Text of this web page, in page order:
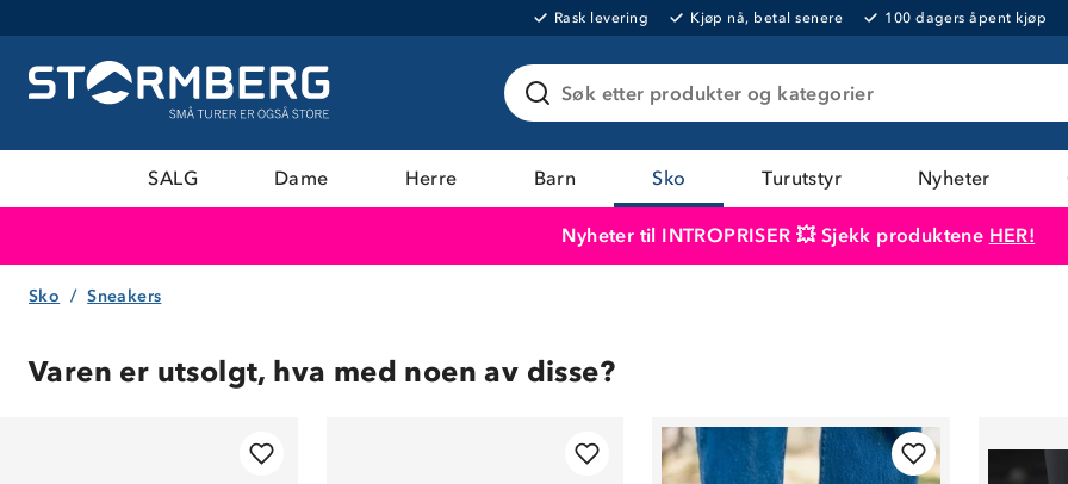
Rask levering Kjøp nå, betal senere 100 dagers åpent kjøp
Søk etter produkter og kategorier
SALG Dame Herre Barn Sko Turutstyr Nyheter
Nyheter til INTROPRISER 💥 Sjekk produktene HER!
Sko Sneakers
Varen er utsolgt, hva med noen av disse?